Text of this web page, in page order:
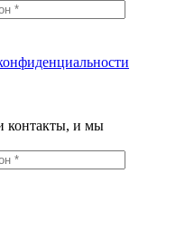
контакты, и мы